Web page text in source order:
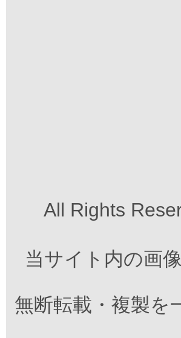
All Rights
当サイト内の画
無断転載・複製を